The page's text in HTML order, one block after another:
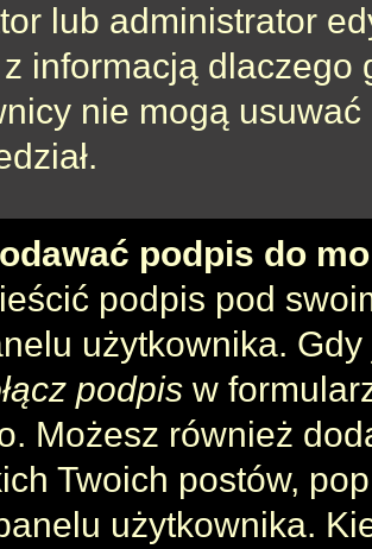
lub administrator
informacją
nie mogą
podpis do
podpis pod
użytkownika.
podpis w
Możesz również
Twoich postów,
użytkownika.